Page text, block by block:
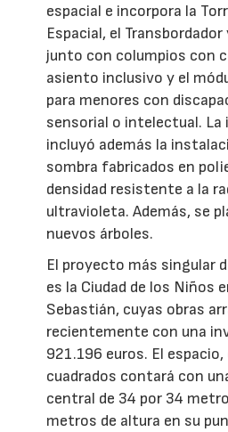
espacial e incorpora la
Espacial, el
junto con columpios con
asiento inclusivo y el
para menores con
sensorial o intelectual.
incluyó además la
sombra fabricados en
densidad resistente a la
ultravioleta. Además, se
nuevos árboles.
El proyecto más singular
es la Ciudad de los Niños
Sebastián, cuyas obras
recientemente con una
921.196 euros. El
cuadrados contará con
central de 34 por 34
metros de altura en su